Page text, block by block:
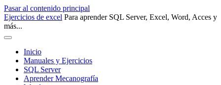
Pasar al contenido principal
Ejercicios de excel Para aprender SQL Server, Excel, Word, Acces y
más...
Inicio
Manuales y Ejercicios
SQL Server
Aprender Mecanografía